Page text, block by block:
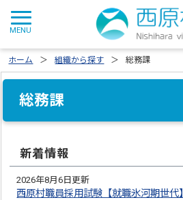
ホーム 組織から探す 総務課
総務課
新着情報
2026年8月6日更新
西原村職員採用試験【就職氷河期世